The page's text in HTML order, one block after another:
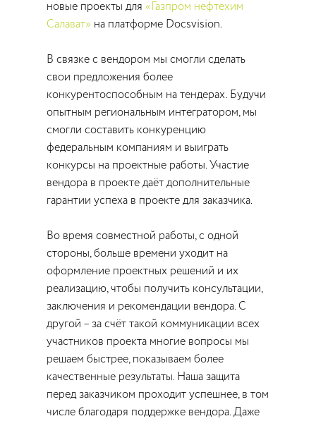
новые проекты для «Газпром нефтехим
Салават» на платформе Docsvision.
В связке с вендором мы смогли сделать
свои предложения более
конкурентоспособным на тендерах. Будучи
опытным региональным интегратором, мы
смогли составить конкуренцию
федеральным компаниям и выиграть
конкурсы на проектные работы. Участие
вендора в проекте даёт дополнительные
гарантии успеха в проекте для заказчика.
Во время совместной работы, с одной
стороны, больше времени уходит на
оформление проектных решений и их
реализацию, чтобы получить консультации,
заключения и рекомендации вендора. С
другой – за счёт такой коммуникации всех
участников проекта многие вопросы мы
решаем быстрее, показываем более
качественные результаты. Наша защита
перед заказчиком проходит успешнее, в том
числе благодаря поддержке вендора. Даже